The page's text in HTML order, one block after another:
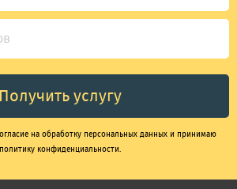
на обработку персональных данных и принимаю
политику конфиденциальности.